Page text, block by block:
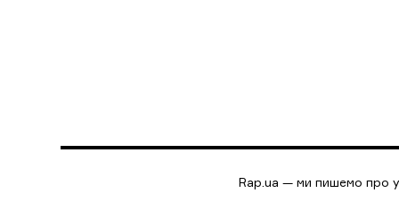
Rap.ua — ми пишемо про